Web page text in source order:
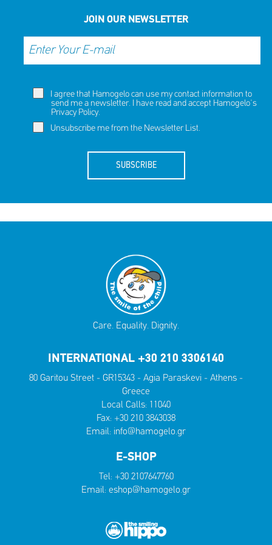
JOIN OUR NEWSLETTER
I agree that Hamogelo can use my contact information to
send me a newsletter. I have read and accept Hamogelo's
Privacy Policy.
Unsubscribe me from the Newsletter List.
SUBSCRIBE
Care. Equality. Dignity.
INTERNATIONAL +30 210 3306140
80 Garitou Street - GR15343 - Agia Paraskevi - Athens -
Greece
Local Calls: 11040
Fax: +30 210 3843038
Email: info@hamogelo.gr
E-SHOP
Tel: +30 2107647760
Email: eshop@hamogelo.gr